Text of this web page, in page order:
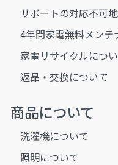
サポートの対応不可
4年間家電無料メンテ
家電リサイクルにつ
返品・交換について
商品について
洗濯機について
照明について